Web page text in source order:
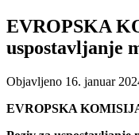
EVROPSKA
uspostavljanje
Objavljeno 16. januar
EVROPSKA